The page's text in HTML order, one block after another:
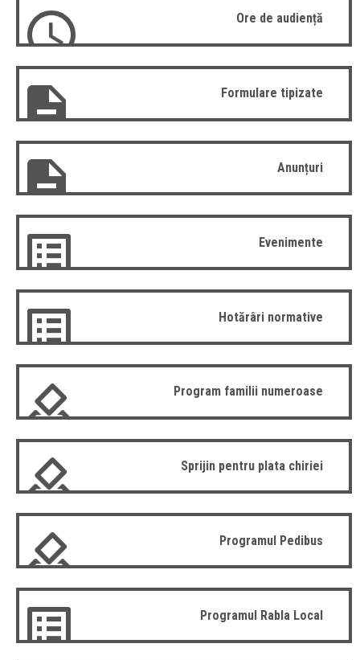
Ore de audiență
Formulare tipizate
Anunțuri
Evenimente
Hotărâri normative
Program familii numeroase
Sprijin pentru plata chiriei
Programul Pedibus
Programul Rabla Local